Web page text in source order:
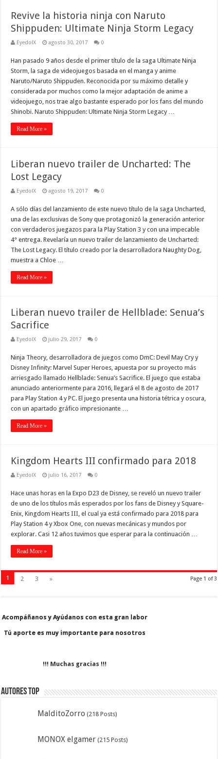
Revive la historia ninja con Naruto
Shippuden: Ultimate Ninja Storm Legacy
EyedolX agosto 30, 2017 0
Han pasado 9 años desde el primer título de la saga Ultimate Ninja
Storm, la saga de videojuegos basada en el manga y anime
Naruto/Naruto Shippuden. Reconocida por su máximo detalle y
considerada por muchos como la mejor adaptación de anime a
videojuego, nos trae algo bastante esperado por los fans del mundo
Shinobi. Naruto Shippuden: Ultimate Ninja Storm Legacy …
Read More »
Liberan nuevo trailer de Uncharted: The
Lost Legacy
EyedolX agosto 19, 2017 0
A sólo días del lanzamiento de este nuevo título de la saga Uncharted,
una de las exclusivas de Sony que protagonizó la generación anterior
con verdaderos juegazos para la Play Station 3 y con una impecable
4° entrega. Revelaría un nuevo trailer de lanzamiento de Uncharted:
The Lost Legacy. El título creado por la desarrolladora Naughty Dog,
muestra a Chloe …
Read More »
Liberan nuevo trailer de Hellblade: Senua’s
Sacrifice
EyedolX julio 29, 2017 0
Ninja Theory, desarrolladora de juegos como DmC: Devil May Cry y
Disney Infinity: Marvel Super Heroes, apuesta por su proyecto más
arriesgado llamado Hellblade: Senua’s Sacrifice. El juego que estaba
anunciado anteriormente para 2016, llegará el 8 de agosto de 2017
para Play Station 4 y PC. El juego presenta una historia tétrica y oscura,
con un apartado gráfico impresionante …
Read More »
Kingdom Hearts III confirmado para 2018
EyedolX julio 16, 2017 0
Hace unas horas en la Expo D23 de Disney, se reveló un nuevo trailer
de uno de los títulos más esperados por los fans de Disney y Square-
Enix, Kingdom Hearts III, el cual ya está confirmado para 2018 para
Play Station 4 y Xbox One, con nuevas mecánicas y mundos por
explorar. Casi 12 años tuvimos que esperar para la continuación …
Read More »
Page 1 of 3
1 2 3 »
Acompáñanos y Ayúdanos con esta gran labor
Acompáñanos y Ayúdanos con esta gran labor
Tú aporte es muy importante para nosotros
Tú aporte es muy importante para nosotros
!!! Muchas gracias !!!
Autores Top
MalditoZorro (218 Posts)
MONOX elgamer (215 Posts)